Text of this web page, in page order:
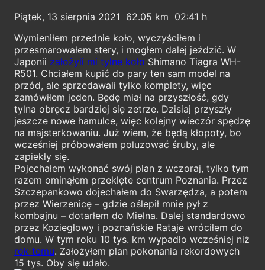
Piątek, 13 sierpnia 2021 62.05
02:41
Wymieniłem przednie koło, wyczyściłem i
przesmarowałem stery, i mogłem dalej jeździć. W
Japonii założyli mi tylne koło Shimano Tiagra WH-
R501. Chciałem kupić do pary ten sam model na
przód, ale sprzedawali tylko komplety, więc
zamówiłem jeden. Będę miał na przyszłość, gdy
tylna obręcz bardziej się zetrze. Dzisiaj przyszły
jeszcze nowe hamulce, więc kolejny wieczór spędzę
na majsterkowaniu. Już wiem, że będą kłopoty, bo
wcześniej próbowałem poluzować śruby, ale
zapiekły się.
Pojechałem wykonać swój plan z wczoraj, tylko tym
razem ominąłem przeklęte centrum Poznania. Przez
Szczepankowo dojechałem do Swarzędza, a potem
przez Wierzenicę – gdzie oślepił mnie pył z
kombajnu – dotarłem do Mielna. Dalej standardowo
przez Koziegłowy i poznańskie Rataje wróciłem do
domu. W tym roku 10 tys. km wypadło wcześniej niż
rok temu. Założyłem plan pokonania rekordowych
15 tys. Oby się udało.